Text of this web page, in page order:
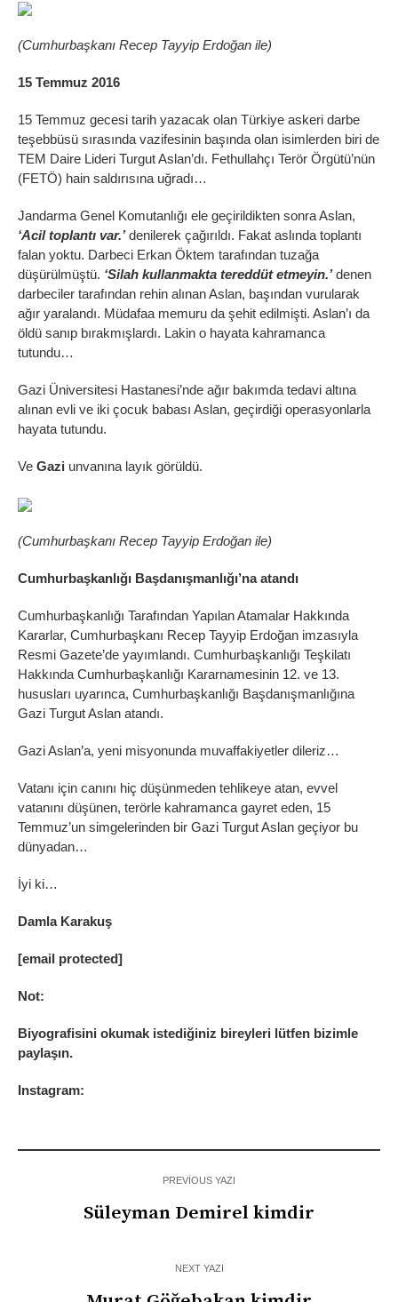
(Cumhurbaşkanı Recep Tayyip Erdoğan ile)
15 Temmuz 2016
15 Temmuz gecesi tarih yazacak olan Türkiye askeri darbe
teşebbüsü sırasında vazifesinin başında olan isimlerden biri de
TEM Daire Lideri Turgut Aslan’dı. Fethullahçı Terör Örgütü’nün
(FETÖ) hain saldırısına uğradı…
Jandarma Genel Komutanlığı ele geçirildikten sonra Aslan,
‘Acil toplantı var.’denilerek çağırıldı. Fakat aslında toplantı
falan yoktu. Darbeci Erkan Öktem tarafından tuzağa
düşürülmüştü. ‘Silah kullanmakta tereddüt etmeyin.’denen
darbeciler tarafından rehin alınan Aslan, başından vurularak
ağır yaralandı. Müdafaa memuru da şehit edilmişti. Aslan’ı da
öldü sanıp bırakmışlardı. Lakin o hayata kahramanca
tutundu…
Gazi Üniversitesi Hastanesi’nde ağır bakımda tedavi altına
alınan evli ve iki çocuk babası Aslan, geçirdiği operasyonlarla
hayata tutundu.
Ve Gazi unvanına layık görüldü.
(Cumhurbaşkanı Recep Tayyip Erdoğan ile)
Cumhurbaşkanlığı Başdanışmanlığı’na atandı
Cumhurbaşkanlığı Tarafından Yapılan Atamalar Hakkında
Kararlar, Cumhurbaşkanı Recep Tayyip Erdoğan imzasıyla
Resmi Gazete’de yayımlandı. Cumhurbaşkanlığı Teşkilatı
Hakkında Cumhurbaşkanlığı Kararnamesinin 12. ve 13.
hususları uyarınca, Cumhurbaşkanlığı Başdanışmanlığına
Gazi Turgut Aslan atandı.
Gazi Aslan’a, yeni misyonunda muvaffakiyetler dileriz…
Vatanı için canını hiç düşünmeden tehlikeye atan, evvel
vatanını düşünen, terörle kahramanca gayret eden, 15
Temmuz’un simgelerinden bir Gazi Turgut Aslan geçiyor bu
dünyadan…
İyi ki…
Damla Karakuş
[email protected]
Not:
Biyografisini okumak istediğiniz bireyleri lütfen bizimle
paylaşın.
Instagram:
PREVIOUS YAZI
Süleyman Demirel kimdir
NEXT YAZI